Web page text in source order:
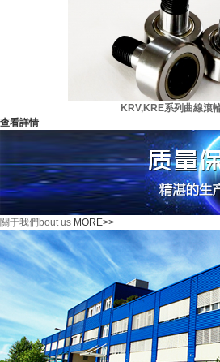
KRV,KRE系列曲線滾
查看詳情
關于我們bout us MORE>>